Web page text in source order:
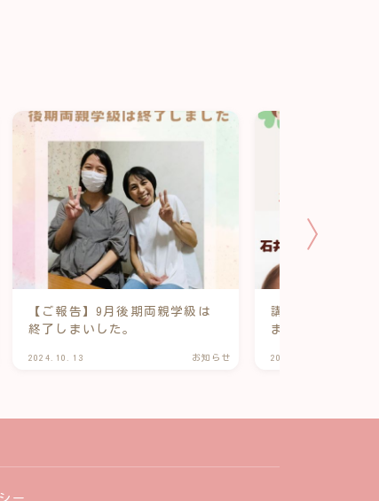
【ご報告】9月後期両親学級は
終了しまいした。
2024.10.13 お知らせ
講座 14歳で一
まる
2025.10.06
ー